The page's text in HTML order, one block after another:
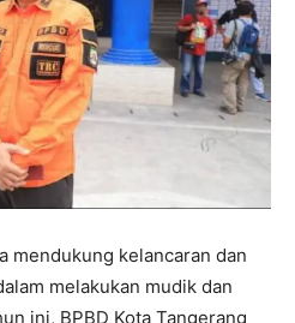
mendukung kelancaran dan
melakukan mudik dan
ini, BPBD Kota Tangerang